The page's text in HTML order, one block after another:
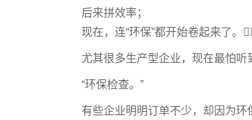
后来拼效率；
现在，连“环保”都开始卷起来了。
尤其很多生产型企业，现在最怕听
“环保检查。”
有些企业明明订单不少，却因为环